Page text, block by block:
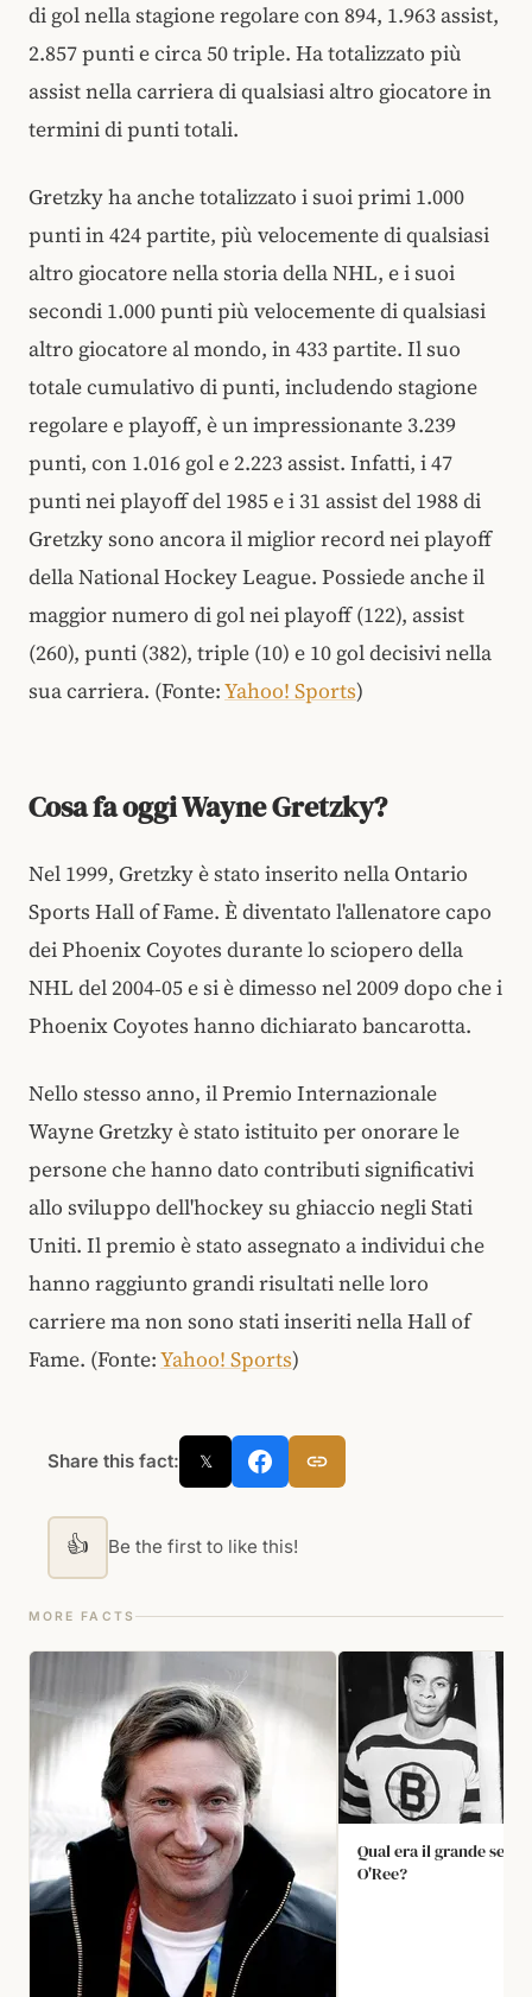
di gol nella stagione regolare con 894, 1.963 assist,
2.857 punti e circa 50 triple. Ha totalizzato più
assist nella carriera di qualsiasi altro giocatore in
termini di punti totali.
Gretzky ha anche totalizzato i suoi primi 1.000
punti in 424 partite, più velocemente di qualsiasi
altro giocatore nella storia della NHL, e i suoi
secondi 1.000 punti più velocemente di qualsiasi
altro giocatore al mondo, in 433 partite. Il suo
totale cumulativo di punti, includendo stagione
regolare e playoff, è un impressionante 3.239
punti, con 1.016 gol e 2.223 assist. Infatti, i 47
punti nei playoff del 1985 e i 31 assist del 1988 di
Gretzky sono ancora il miglior record nei playoff
della National Hockey League. Possiede anche il
maggior numero di gol nei playoff (122), assist
(260), punti (382), triple (10) e 10 gol decisivi nella
sua carriera. (Fonte:Yahoo! Sports)
Cosa fa oggi Wayne Gretzky?
Nel 1999, Gretzky è stato inserito nella Ontario
Sports Hall of Fame. È diventato l'allenatore capo
dei Phoenix Coyotes durante lo sciopero della
NHL del 2004‑05 e si è dimesso nel 2009 dopo che i
Phoenix Coyotes hanno dichiarato bancarotta.
Nello stesso anno, il Premio Internazionale
Wayne Gretzky è stato istituito per onorare le
persone che hanno dato contributi significativi
allo sviluppo dell'hockey su ghiaccio negli Stati
Uniti. Il premio è stato assegnato a individui che
hanno raggiunto grandi risultati nelle loro
carriere ma non sono stati inseriti nella Hall of
Fame. (Fonte:Yahoo! Sports)
Share this fact: 𝕏
👍 Be the first to like this!
MORE FACTS
Qual era il grande
O'Ree?